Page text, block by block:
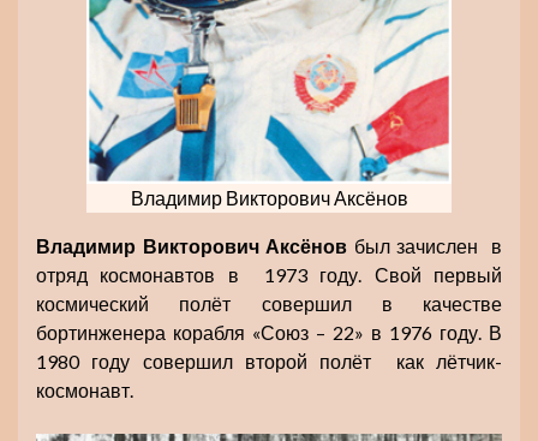
Владимир Викторович Аксёнов
Владимир Викторович Аксёнов был зачислен в
отряд космонавтов в 1973 году. Свой первый
космический полёт совершил в качестве
бортинженера корабля «Союз – 22» в 1976 году. В
1980 году совершил второй полёт как лётчик-
космонавт.